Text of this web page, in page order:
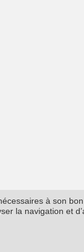
à son
la navigation et